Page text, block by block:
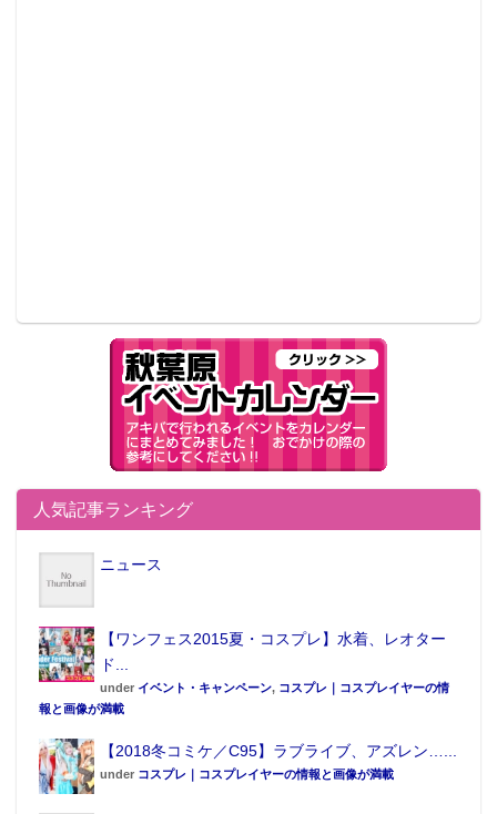
人気記事ランキング
ニュース
【ワンフェス2015夏・コスプレ】水着、レオター
ド...
under イベント・キャンペーン, コスプレ｜コスプレイヤーの情
報と画像が満載
【2018冬コミケ／C95】ラブライブ、アズレン…...
under コスプレ｜コスプレイヤーの情報と画像が満載